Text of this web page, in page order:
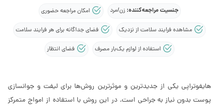
جنسیت مراجعه‌کننده:زن/مرد امکان مراجعه حضوری
مشاهده فرایند سلامت از نزدیک فضای جداگانه برای هر فرایند سلامت
استفاده از لوازم یک‌بار مصرف فضای انتظار
هایفوتراپی یکی از جدیدترین و موثرترین روش‌ها برای لیفت و جوانسازی
پوست بدون نیاز به جراحی است. در این روش با استفاده از امواج متمرکز